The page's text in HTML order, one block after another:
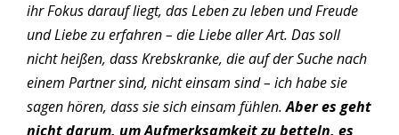
ihr Fokus darauf liegt, das Leben zu leben und Freude
und Liebe zu erfahren – die Liebe aller Art. Das soll
nicht heißen, dass Krebskranke, die auf der Suche nach
einem Partner sind, nicht einsam sind – ich habe sie
sagen hören, dass sie sich einsam fühlen.Aber es geht
nicht darum, um Aufmerksamkeit zu betteln, es